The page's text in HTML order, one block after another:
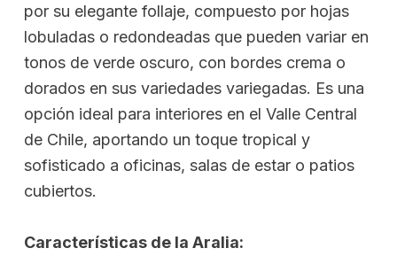
por su elegante follaje, compuesto por hojas
lobuladas o redondeadas que pueden variar en
tonos de verde oscuro, con bordes crema o
dorados en sus variedades variegadas. Es una
opción ideal para interiores en el Valle Central
de Chile, aportando un toque tropical y
sofisticado a oficinas, salas de estar o patios
cubiertos.
Características de la Aralia: